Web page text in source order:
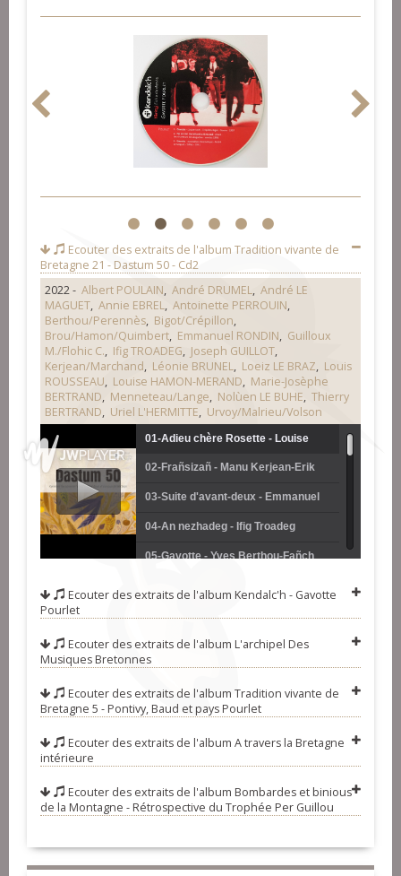
1 2 3 4 5 6
Ecouter des extraits de l'album Tradition vivante de
Bretagne 21 - Dastum 50 - Cd2
2022 - Albert POULAIN, André DRUMEL, André LE
MAGUET, Annie EBREL, Antoinette PERROUIN,
Berthou/Perennès, Bigot/Crépillon,
Brou/Hamon/Quimbert, Emmanuel RONDIN, Guilloux
M./Flohic C., Ifig TROADEG, Joseph GUILLOT,
Kerjean/Marchand, Léonie BRUNEL, Loeiz LE BRAZ, Louis
ROUSSEAU, Louise HAMON-MERAND, Marie-Josèphe
BERTRAND, Menneteau/Lange, Nolùen LE BUHE, Thierry
BERTRAND, Uriel L'HERMITTE, Urvoy/Malrieu/Volson
01-Adieu chère Rosette - Louise
Hamon-Mérand
02-Frañsizañ - Manu Kerjean-Erik
Marchand (fisel)
03-Suite d'avant-deux - Emmanuel
Rondin
04-An nezhadeg - Ifig Troadeg
05-Gavotte - Yves Berthou-Fañch
Hamon-Quimbert (ridée)
07-Tonieu de gerhet - André Drumel
(marche)
08-Ronde de Ploeuc - Uriel
Josèphe Bertrand
10-Gavotenn giz ar Faoued - Pierre
Joseph Guillot
12-Ar gwall deodoù - Eric
Ménneteau-Youenn Lange (danse
13-Hélas quelle tristesse - Thierry
15-Suite de gavottes pourlet - André
Ecouter des extraits de l'album Kendalc'h - Gavotte
Pourlet
Ecouter des extraits de l'album L'archipel Des
Musiques Bretonnes
Ecouter des extraits de l'album Tradition vivante de
Bretagne 5 - Pontivy, Baud et pays Pourlet
Ecouter des extraits de l'album A travers la Bretagne
intérieure
Ecouter des extraits de l'album Bombardes et binious
de la Montagne - Rétrospective du Trophée Per Guillou